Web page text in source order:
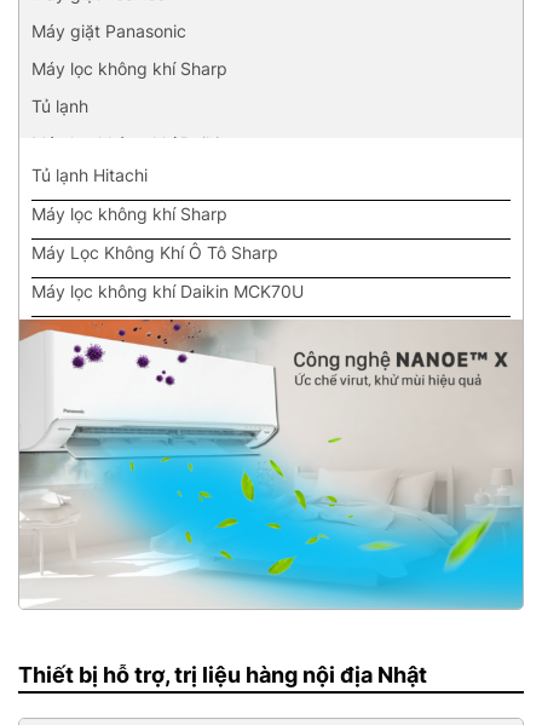
Máy giặt Panasonic
Máy lọc không khí Sharp
Tủ lạnh
Máy lọc không khí Daikin
Máy lạnh treo tường Mitsubishi
Tủ lạnh Hitachi
Máy lọc không khí Sharp
Máy Lọc Không Khí Ô Tô Sharp
Máy lọc không khí Daikin MCK70U
Máy lọc khí Daikin MCK70R
Máy Giặt Panasonic NA-VX
Máy giặt Toshiba TW-127X8
May lọc không khí DAIKIN MCK70M
Máy lọc không khí DAIKIN MCK70T-W 2017
Máy giặt PANASONIC NA-SVX
Thiết bị hỗ trợ, trị liệu hàng nội địa Nhật